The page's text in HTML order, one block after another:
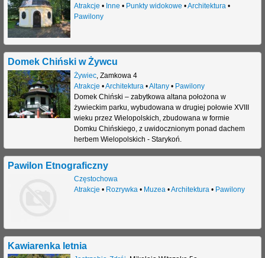
j
Atrakcje • Inne • Punkty widokowe •Architektura •
Pawilony
Domek Chiński w Żywcu
Żywiec, Zamkowa 4
Atrakcje •Architektura •Altany• Pawilony
Domek Chiński – zabytkowa altana położona w
żywieckim parku, wybudowana w drugiej połowie XVIII
wieku przez Wielopolskich, zbudowana w formie
Domku Chińskiego, z uwidocznionym ponad dachem
herbem Wielopolskich - Starykoń.
Pawilon Etnograficzny
Częstochowa
Atrakcje • Rozrywka• Muzea•Architektura• Pawilony
Kawiarenka letnia